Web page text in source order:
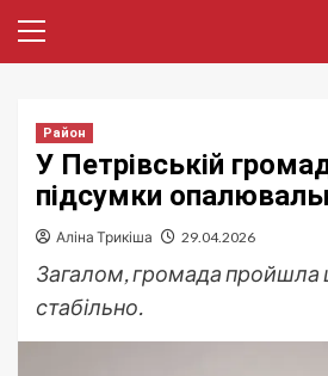
меню
Район
У Петрівській
підсумки
Аліна Трикіша 29.04.2026
Загалом, громада пройшла
стабільно.